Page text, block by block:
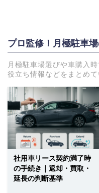
プロ監修！月極駐車
月極駐車場選びや車購入
役立ち情報などをまとめて
社用車リース契約満了時
の手続き｜返却・買取・
延長の判断基準